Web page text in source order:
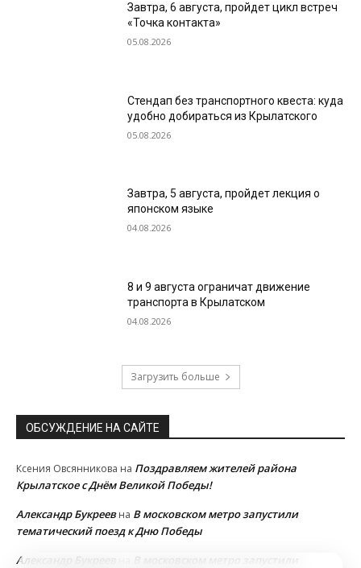
Завтра, 6 августа, пройдет цикл встреч
«Точка контакта»
05.08.2026
Стендап без транспортного квеста: куда
удобно добираться из Крылатского
05.08.2026
Завтра, 5 августа, пройдет лекция о
японском языке
04.08.2026
8 и 9 августа ограничат движение
транспорта в Крылатском
04.08.2026
Загрузить больше
ОБСУЖДЕНИЕ НА САЙТЕ
Ксения Овсянникова на Поздравляем жителей района
Крылатское с Днём Великой Победы!
Александр Букреевна В московском метро запустили
тематический поезд к Дню Победы
Александр Букреев
В московском метро запустили